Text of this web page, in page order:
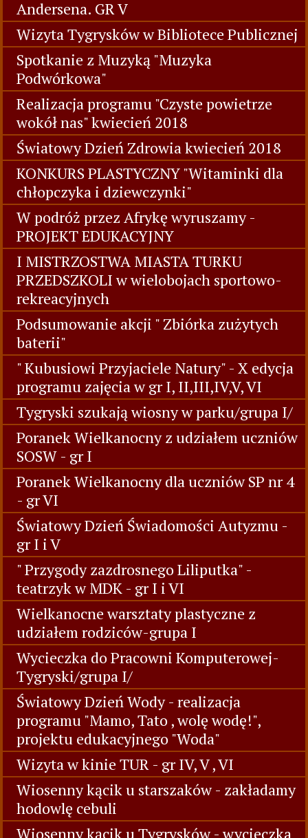
Andersena. GR V
Wizyta Tygrysków w Bibliotece Publicznej
Spotkanie z Muzyką "Muzyka
Podwórkowa"
Realizacja programu "Czyste powietrze
wokół nas" kwiecień 2018
Światowy Dzień Zdrowia kwiecień 2018
KONKURS PLASTYCZNY "Witaminki dla
chłopczyka i dziewczynki"
W podróż przez Afrykę wyruszamy -
PROJEKT EDUKACYJNY
I MISTRZOSTWA MIASTA TURKU
PRZEDSZKOLI w wielobojach sportowo-
rekreacyjnych
Podsumowanie akcji " Zbiórka zużytych
baterii"
" Kubusiowi Przyjaciele Natury" - X edycja
programu zajęcia w gr I, II,III,IV,V, VI
Tygryski szukają wiosny w parku/grupa I/
Poranek Wielkanocny z udziałem uczniów
SOSW - gr I
Poranek Wielkanocny dla uczniów SP nr 4
- gr VI
Światowy Dzień Świadomości Autyzmu -
gr I i V
" Przygody zazdrosnego Liliputka" -
teatrzyk w MDK - gr I i VI
Wielkanocne warsztaty plastyczne z
udziałem rodziców-grupa I
Wycieczka do Pracowni Komputerowej-
Tygryski/grupa I/
Światowy Dzień Wody - realizacja
programu "Mamo, Tato , wolę wodę!",
projektu edukacyjnego "Woda"
Wizyta w kinie TUR - gr IV, V , VI
Wiosenny kącik u starszaków - zakładamy
hodowlę cebuli
Wiosenny kącik u Tygrysków - wycieczka